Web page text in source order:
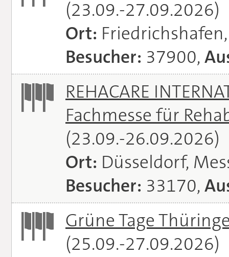
(23.09.-27.09.2026)
Ort:
Besucher: 37900,
REHACARE
Fachmesse für
(23.09.-26.09.2026)
Ort: Düsseldorf,
Besucher: 33170,
Grüne Tage
(25.09.-27.09.2026)